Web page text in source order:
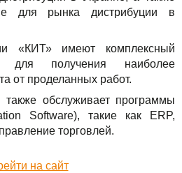
для рынка дистрибуции в
«КИТ» имеют комплексный
получения наиболее
от проделанных работ.
обслуживает программы
Software), такие как ERP,
торговлей.
на сайт